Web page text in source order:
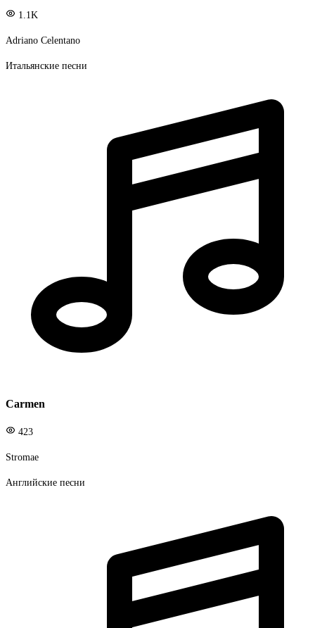
1.1K
Adriano Celentano
Итальянские песни
Carmen
423
Stromae
Английские песни